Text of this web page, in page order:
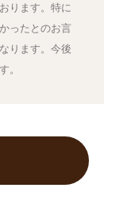
ります。特に
ったとのお言
ります。今後
。